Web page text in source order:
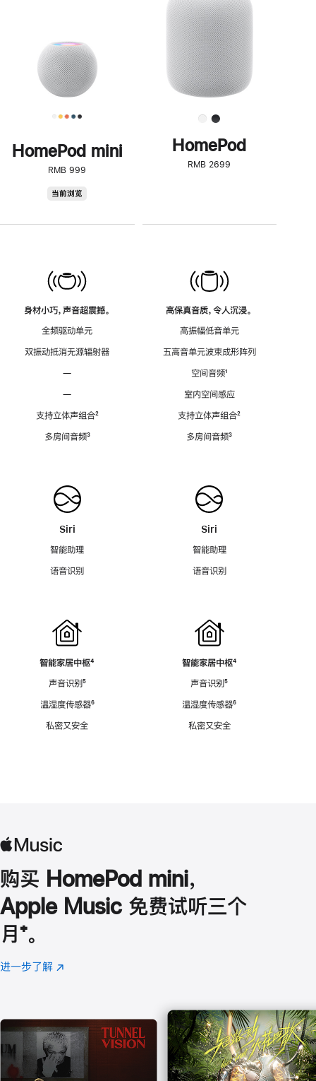
HomePod mini
RMB 999
当前浏览
身材小巧，声音超震撼。
全频驱动单元
双振动抵消无源辐射器
—
—
支持立体声组合脚
²
多房间音频脚
³
Siri
智能助理
语音识别
智能家居中枢脚
⁴
声音识别脚
⁵
温湿度传感器脚
⁶
私密又安全
了
解
HomePod<
HomePod
RMB 2699
高保真音质，令人沉浸。
高振幅低音单元
五高音单元波束成形阵列
空间音频脚
¹
室内空间感应
支持立体声组合脚
²
多房间音频脚
³
Siri
智能助理
语音识别
智能家居中枢脚
⁴
声音识别脚
⁵
温湿度传感器脚
⁶
私密又安全
购买 HomePod mini，
Apple Music 免费试听三个
月 脚
注
⁺。
进一步了解 Apple
(在
口
中
打
开)